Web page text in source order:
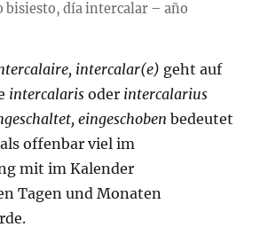
bisiesto, día intercalar – año
intercalar(e) geht auf
intercalaris oder intercalarius
eingeschoben bedeutet
offenbar viel im
mit im Kalender
Tagen und Monaten